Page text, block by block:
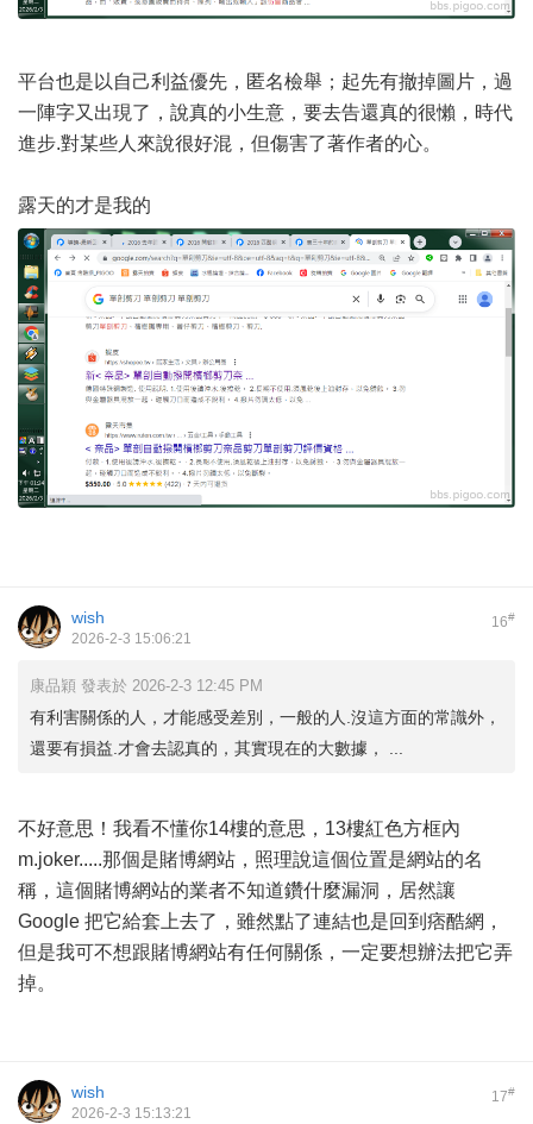
平台也是以自己利益優先，匿名檢舉；起先有撤掉圖片，過
一陣字又出現了，說真的小生意，要去告還真的很懶，時代
進步.對某些人來說很好混，但傷害了著作者的心。
露天的才是我的
16#
wish
2026-2-3 15:06:21
康品穎 發表於 2026-2-3 12:45 PM
有利害關係的人，才能感受差別，一般的人.沒這方面的常識外，
還要有損益.才會去認真的，其實現在的大數據， ...
不好意思！我看不懂你14樓的意思，13樓紅色方框內
m.joker.....那個是賭博網站，照理說這個位置是網站的名
稱，這個賭博網站的業者不知道鑽什麼漏洞，居然讓
Google 把它給套上去了，雖然點了連結也是回到痞酷網，
但是我可不想跟賭博網站有任何關係，一定要想辦法把它弄
掉。
17#
wish
2026-2-3 15:13:21